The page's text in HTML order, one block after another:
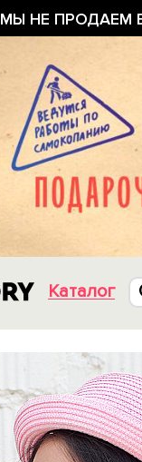
МЫ НЕ ПРОДАЕМ
Каталог